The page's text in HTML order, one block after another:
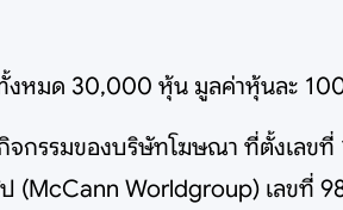
ทั้งหมด 30,000 หุ้น มูลค่าหุ้นละ
กรรมของบริษัทโฆษณา ที่ตั้งเลขที่
ป (McCann Worldgroup) เลขที่